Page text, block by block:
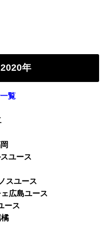
年
覧
ユース
スユース
広島ユース
ース